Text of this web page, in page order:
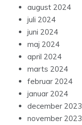
august 2024
juli 2024
juni 2024
maj 2024
april 2024
marts 2024
februar 2024
januar 2024
december 2023
november 2023